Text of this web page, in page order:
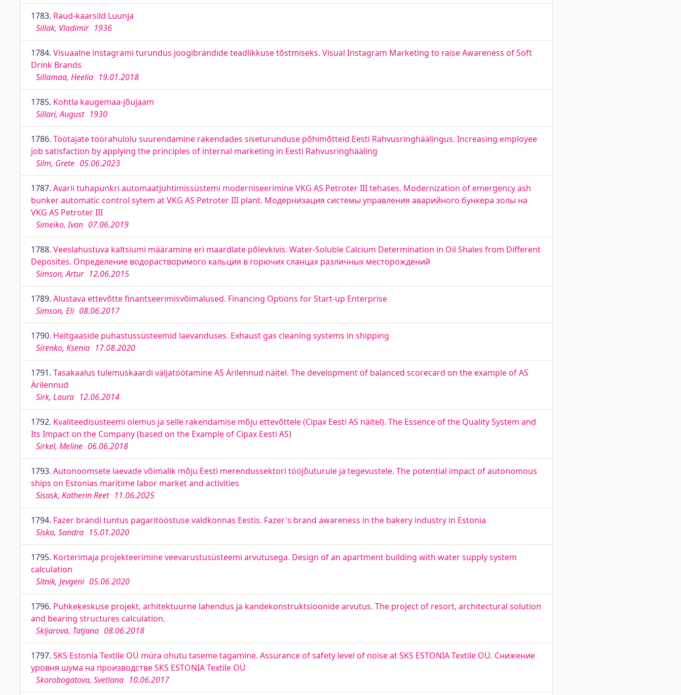
1783. Raud-kaarsild Luunja
Sillak, Vladimir 1936
1784. Visuaalne instagrami turundus joogibrändide teadlikkuse tõstmiseks. Visual Instagram Marketing to raise Awareness of Soft
Drink Brands
Sillamaa, Heelia 19.01.2018
1785. Kohtla kaugemaa-jõujaam
Sillari, August 1930
1786. Töötajate töörahulolu suurendamine rakendades siseturunduse põhimõtteid Eesti Rahvusringhäälingus. Increasing employee
job satisfaction by applying the principles of internal marketing in Eesti Rahvusringhääling
Silm, Grete 05.06.2023
1787. Avarii tuhapunkri automaatjuhtimissüstemi moderniseerimine VKG AS Petroter III tehases. Modernization of emergency ash
bunker automatic control sytem at VKG AS Petroter III plant. Модернизация системы управления аварийного бункера золы на
VKG AS Petroter III
Simeiko, Ivan 07.06.2019
1788. Veeslahustuva kaltsiumi määramine eri maardlate põlevkivis. Water-Soluble Calcium Determination in Oil Shales from Different
Deposites. Определение водорастворимого кальция в горючих сланцах различных месторождений
Simson, Artur 12.06.2015
1789. Alustava ettevõtte finantseerimisvõimalused. Financing Options for Start-up Enterprise
Simson, Eli 08.06.2017
1790. Heitgaaside puhastussüsteemid laevanduses. Exhaust gas cleaning systems in shipping
Sirenko, Ksenia 17.08.2020
1791. Tasakaalus tulemuskaardi väljatöötamine AS Ärilennud näitel. The development of balanced scorecard on the example of AS
Ärilennud
Sirk, Laura 12.06.2014
1792. Kvaliteedisüsteemi olemus ja selle rakendamise mõju ettevõttele (Cipax Eesti AS näitel). The Essence of the Quality System and
Its Impact on the Company (based on the Example of Cipax Eesti AS)
Sirkel, Meline 06.06.2018
1793. Autonoomsete laevade võimalik mõju Eesti merendussektori tööjõuturule ja tegevustele. The potential impact of autonomous
ships on Estonias maritime labor market and activities
Sisask, Katherin Reet 11.06.2025
1794. Fazer brändi tuntus pagaritööstuse valdkonnas Eestis. Fazer's brand awareness in the bakery industry in Estonia
Siska, Sandra 15.01.2020
1795. Korterimaja projekteerimine veevarustusüsteemi arvutusega. Design of an apartment building with water supply system
calculation
Sitnik, Jevgeni 05.06.2020
1796. Puhkekeskuse projekt, arhitektuurne lahendus ja kandekonstruktsioonide arvutus. The project of resort, architectural solution
and bearing structures calculation.
Skljarova, Tatjana 08.06.2018
1797. SKS Estonia Textile OÜ müra ohutu taseme tagamine. Assurance of safety level of noise at SKS ESTONIA Textile OÜ. Снижение
уровня шума на производстве SKS ESTONIA Textile OÜ
Skorobogatova, Svetlana 10.06.2017